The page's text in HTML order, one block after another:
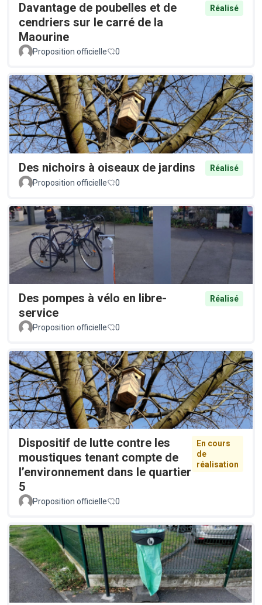
Davantage de poubelles et de
cendriers sur le carré de la
Maourine
Réalisé
Proposition officielle 0
Des nichoirs à oiseaux de jardins
Réalisé
Proposition officielle
0
Des pompes à vélo en libre-
service
Réalisé
Proposition officielle 0
Dispositif de lutte contre les
moustiques tenant compte de
l’environnement dans le quartier
5
En cours
de
réalisation
Proposition officielle 0